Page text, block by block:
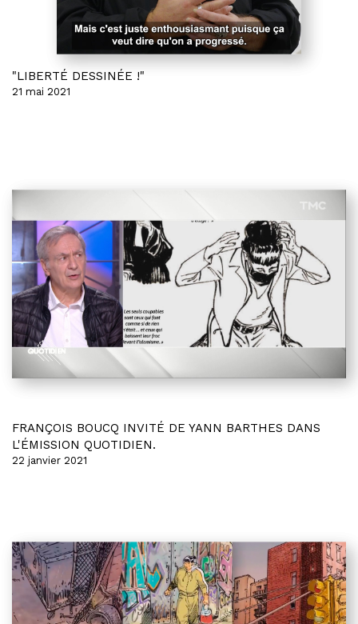
"LIBERTÉ DESSINÉE !"
21 mai 2021
FRANÇOIS BOUCQ INVITÉ DE YANN BARTHES DANS
L'ÉMISSION QUOTIDIEN.
22 janvier 2021